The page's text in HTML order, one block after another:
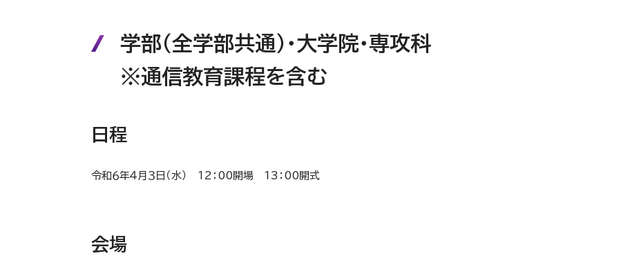
学部（全学部共通）・大学院・専攻科
※通信教育課程を含む
日程
令和６年４月３日（水） 12：00開場 13：00開式
会場